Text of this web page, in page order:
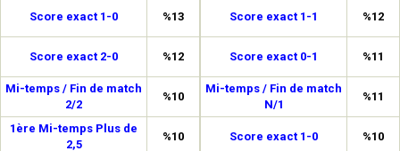
Score exact 1-0 %13
Score exact 2-0 %12
Mi-temps / Fin de match
2/2
%10
1ère Mi-temps Plus de
2,5
%10
Score exact 1-1 %12
Score exact 0-1 %11
Mi-temps / Fin de match
N/1
%11
Score exact 1-0 %10